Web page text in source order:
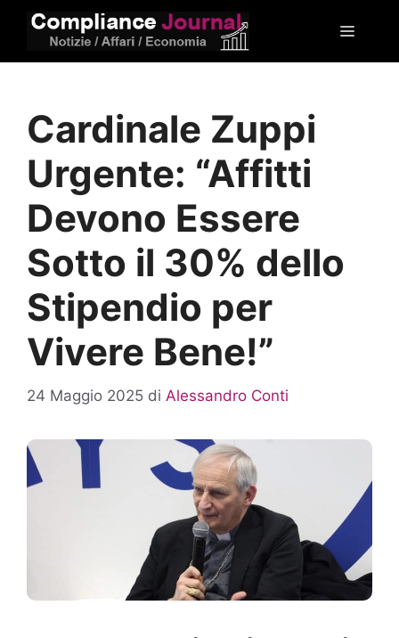
Menu
Cardinale Zuppi
Urgente: “Affitti
Devono Essere
Sotto il 30% dello
Stipendio per
Vivere Bene!”
24 Maggio 2025 di Alessandro Conti